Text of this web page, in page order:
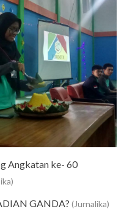
Angkatan ke- 60
GANDA? (Jurnalika)